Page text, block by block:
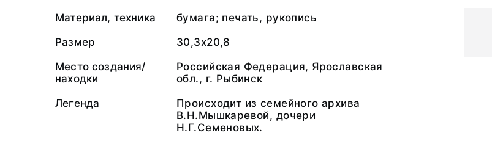
Материал, техника
бумага; печать, рукопись
Размер
30,3х20,8
Место создания/
находки
Российская Федерация, Ярославская
обл., г. Рыбинск
Легенда
Происходит из семейного архива
В.Н.Мышкаревой, дочери
Н.Г.Семеновых.